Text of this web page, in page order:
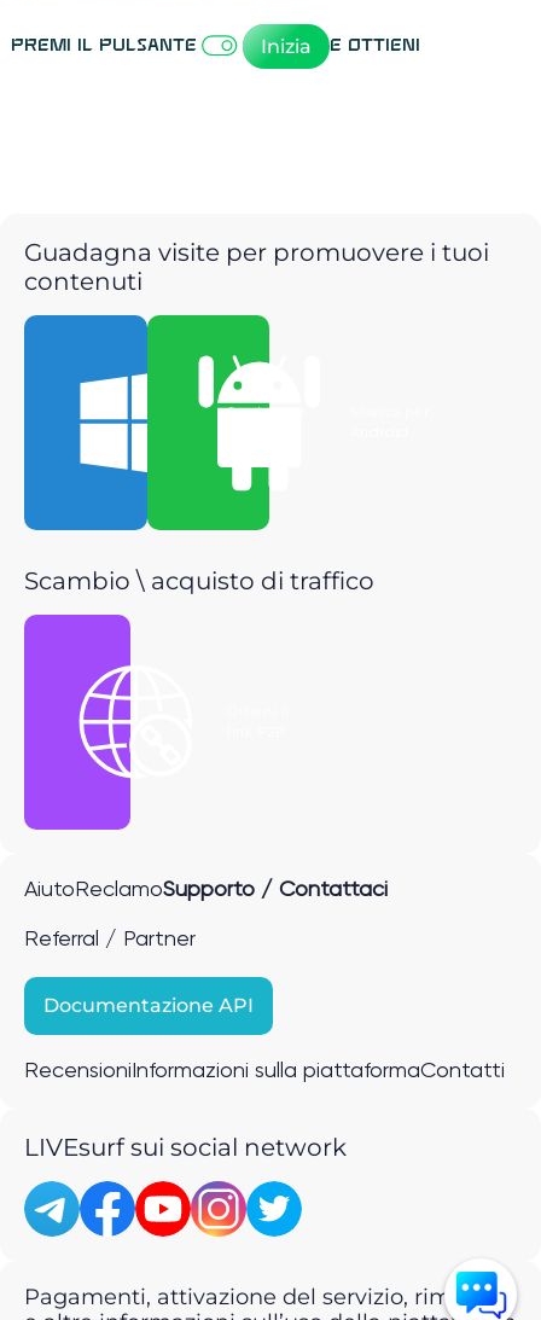
Premi il pulsante Inizia e ottieni
Guadagna visite per promuovere i tuoi
contenuti
Scarica per
Scambio \ acquisto di traffico
Aiuto ReclamoSupporto / Contattaci
Referral / Partner
Documentazione API
Recensioni Informazioni sulla piattaformaContatti
LIVEsurf sui social network
Pagamenti, attivazione del servizio, rimborsi